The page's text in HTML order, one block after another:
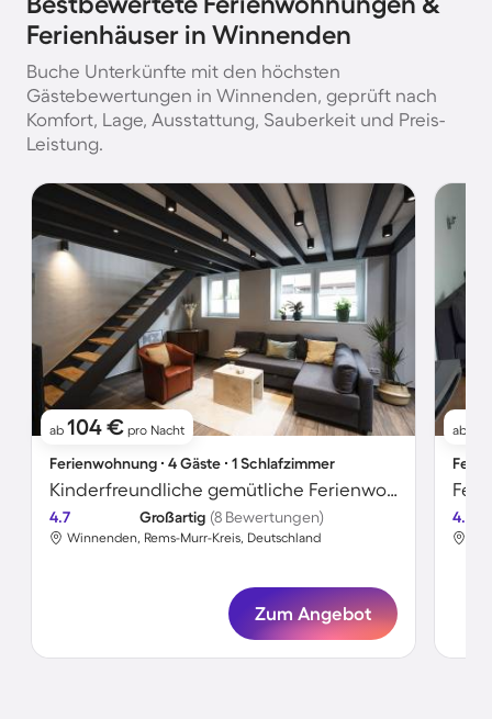
Ferienhäuser in Winnenden
Buche Unterkünfte mit den höchsten
Gästebewertungen in Winnenden, geprüft nach
Komfort, Lage, Ausstattung, Sauberkeit und Preis-
Leistung.
ab 104 € pro Nacht
Ferienwohnung ∙ 4 Gäste ∙ 1 Schlafzimmer
Kinderfreundliche gemütliche Ferienwohnung | Hunde erlaubt
4.7 Großartig (8 Bewertungen)
Winnenden, Rems-Murr-Kreis, Deutschland
Zum Angebot
ab
4.5